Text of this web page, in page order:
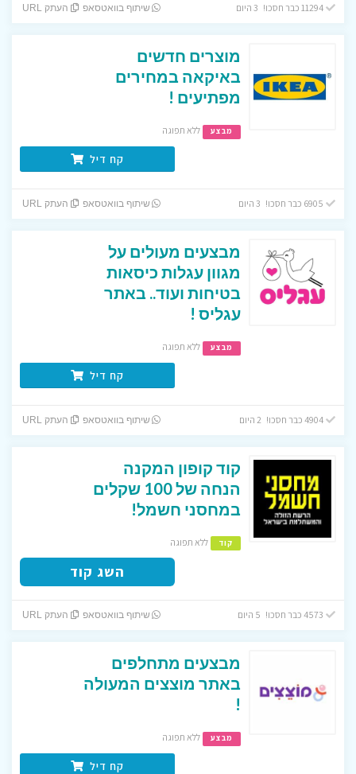
11294 כבר חסכו! 3 היום שיתוף בוואטסאפ העתק URL
מוצרים חדשים
באיקאה במחירים
מפתיעים !
מבצע ללא תפוגה
קח דיל
שיתוף בוואטסאפ העתק URL
מבצעים מעולים על
מגוון עגלות כיסאות
בטיחות ועוד.. באתר
עגליס !
מבצע ללא תפוגה
קח דיל
4904 כבר חסכו! 2 היום שיתוף בוואטסאפ העתק URL
קוד קופון המקנה
הנחה של 100 שקלים
במחסני חשמל!
קוד ללא תפוגה
השג קוד
שיתוף בוואטסאפ העתק URL
מבצעים מתחלפים
באתר מוצצים המעולה
!
מבצע ללא תפוגה
קח דיל